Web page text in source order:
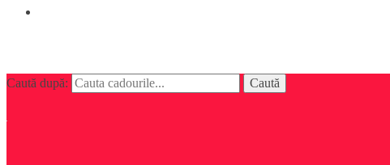
Caută după: Caută